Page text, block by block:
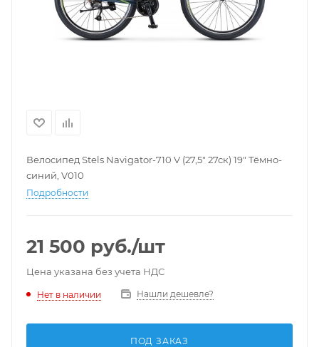
Велосипед Stels Navigator-710 V (27,5" 27ск) 19" Тёмно-
синий, V010
Подробности
21 500 руб./шт
Цена указана без учета НДС
Нет в наличии Нашли дешевле?
ПОД ЗАКАЗ